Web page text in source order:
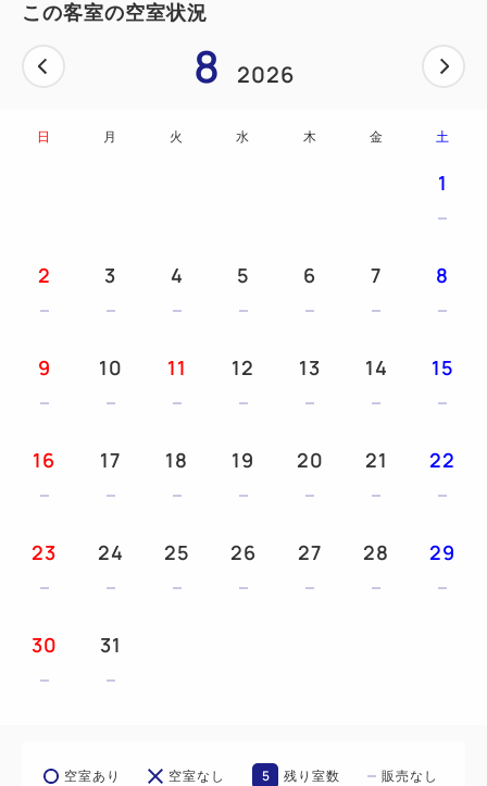
この客室の空室状況
8 2026
日 月 火 水 木 金 土
1
2 3 4 5 6 7 8
9 10 11 12 13 14 15
16 17 18 19 20 21 22
23 24 25 26 27 28 29
30 31
空室あり 空室なし 5 残り室数 販売なし